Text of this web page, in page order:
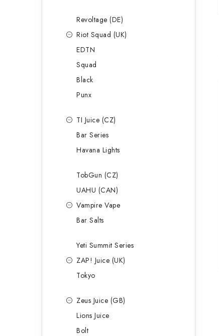
Revoltage (DE)
Riot Squad (UK)
EDTN
Squad
Black
Punx
TI Juice (CZ)
Bar Series
Havana Lights
TobGun (CZ)
UAHU (CAN)
Vampire Vape
Bar Salts
Yeti Summit Series
ZAP! Juice (UK)
Tokyo
Zeus Juice (GB)
Lions Juice
Bolt